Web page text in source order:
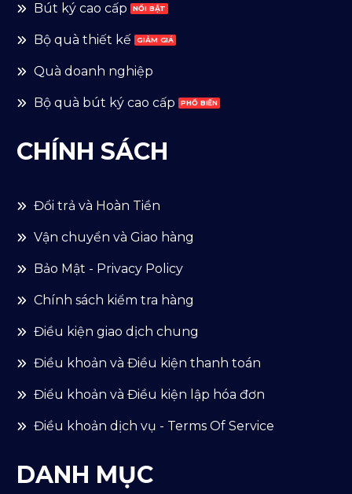
Bút ký cao cấp
Bộ quà thiết kế
Quà doanh nghiệp
Bộ quà bút ký cao cấp
CHÍNH SÁCH
Đổi trả và Hoàn Tiền
Vận chuyển và Giao hàng
Bảo Mật - Privacy Policy
Chính sách kiểm tra hàng
Điều kiện giao dịch chung
Điều khoản và Điều kiện thanh toán
Điểu khoản và Điều kiện lập hóa đơn
Điều khoản dịch vụ - Terms Of Service
DANH MỤC